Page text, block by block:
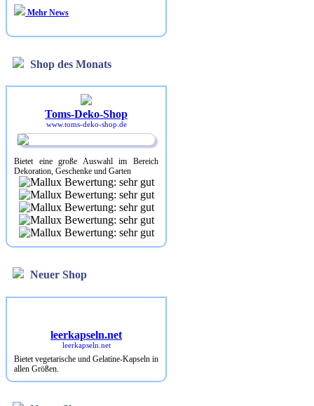
Mehr News
Shop des Monats
Toms-Deko-Shop
www.toms-deko-shop.de
Bietet eine große Auswahl im Bereich
Dekoration, Geschenke und Garten
Neuer Shop
leerkapseln.net
leerkapseln.net
Bietet vegetarische und Gelatine-Kapseln in
allen Größen.